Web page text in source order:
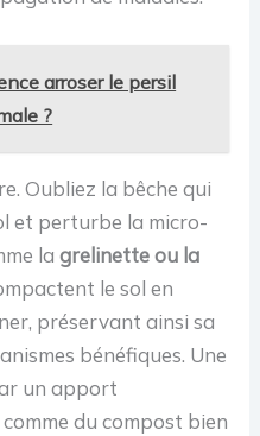
arroser le persil
?
Oubliez la bêche qui
et perturbe la micro-
lagrelinette ou la
le sol en
préservant ainsi sa
bénéfiques. Une
un apport
du compost bien